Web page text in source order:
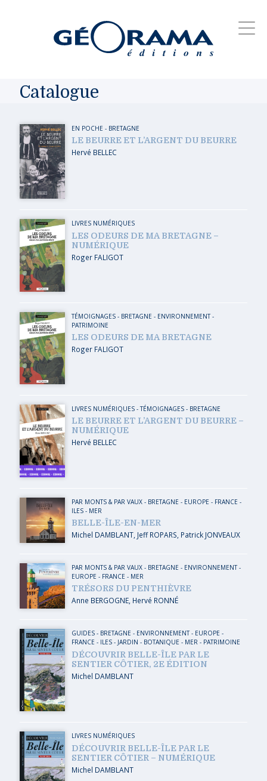
Catalogue
EN POCHE - BRETAGNE
LE BEURRE ET L’ARGENT DU BEURRE
Hervé BELLEC
LIVRES NUMÉRIQUES
LES ODEURS DE MA BRETAGNE –
NUMÉRIQUE
Roger FALIGOT
TÉMOIGNAGES- BRETAGNE - ENVIRONNEMENT-
PATRIMOINE
LES ODEURS DE MA BRETAGNE
Roger FALIGOT
LIVRES NUMÉRIQUES-TÉMOIGNAGES- BRETAGNE
LE BEURRE ET L’ARGENT DU BEURRE –
NUMÉRIQUE
Hervé BELLEC
PAR MONTS & PAR VAUX- BRETAGNE - EUROPE - FRANCE -
ILES- MER
BELLE-ÎLE-EN-MER
Michel DAMBLANT, Jeff ROPARS Patrick JONVEAUX
PAR MONTS & PAR VAUX- BRETAGNE - ENVIRONNEMENT-
EUROPE - FRANCE - MER
TRÉSORS DU PENTHIÈVRE
Anne BERGOGNE, Hervé RONNÉ
GUIDES- BRETAGNE - ENVIRONNEMENT- EUROPE -
FRANCE - ILES- JARDIN - BOTANIQUE - MER- PATRIMOINE
DÉCOUVRIR BELLE-ÎLE PAR LE
SENTIER CÔTIER, 2E ÉDITION
Michel DAMBLANT
LIVRES NUMÉRIQUES
DÉCOUVRIR BELLE-ÎLE PAR LE
SENTIER CÔTIER – NUMÉRIQUE
Michel DAMBLANT